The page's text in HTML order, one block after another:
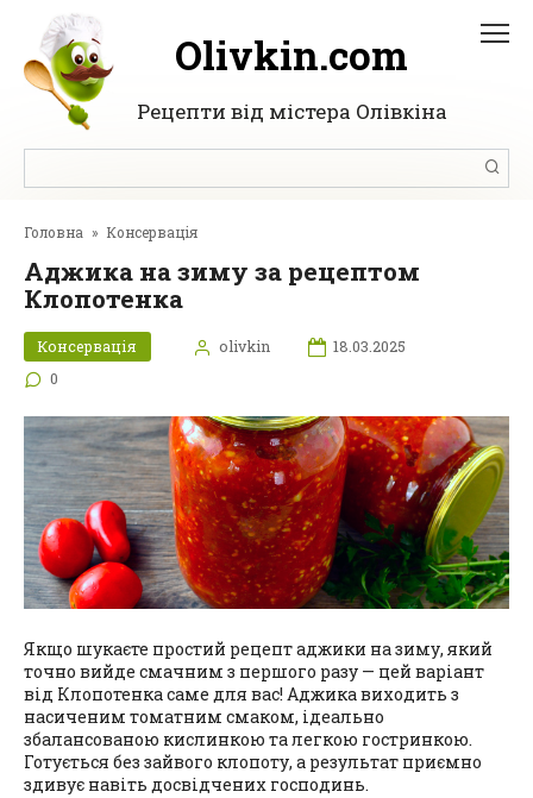
Перейти
вмісту
Olivkin.com
Рецепти від містера Олівкіна
Головна » Консервація
Аджика на зиму за рецептом
Клопотенка
Консервація olivkin
18.03.2025
0
Якщо шукаєте простий рецепт аджики на зиму, який
точно вийде смачним з першого разу — цей варіант
від Клопотенка саме для вас! Аджика виходить з
насиченим томатним смаком, ідеально
збалансованою кислинкою та легкою гостринкою.
Готується без зайвого клопоту, а результат приємно
здивує навіть досвідчених господинь.